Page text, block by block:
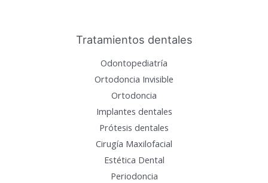
Tratamientos dentales
Odontopediatría
Ortodoncia Invisible
Ortodoncia
Implantes dentales
Prótesis dentales
Cirugía Maxilofacial
Estética Dental
Periodoncia